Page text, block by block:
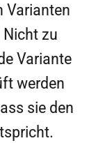
Varianten
zu
Variante
werden
sie den